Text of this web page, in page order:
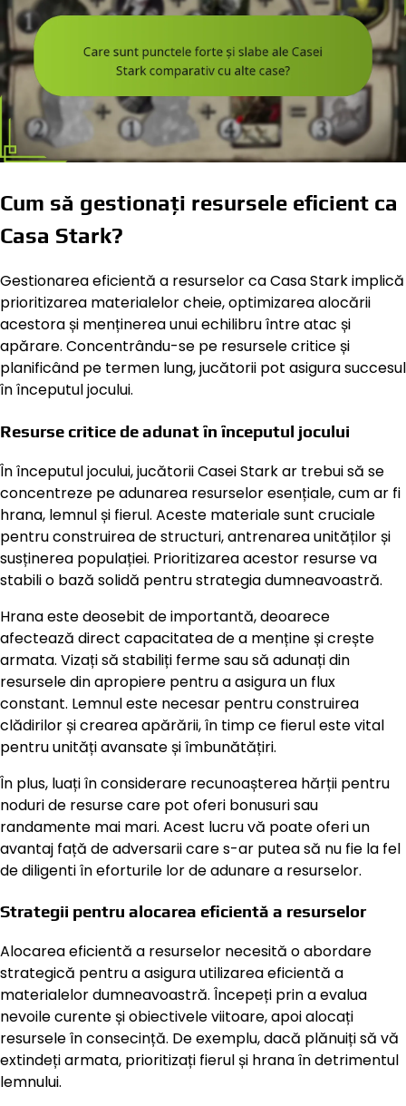
Cum să gestionați resursele eficient ca
Casa Stark?
Gestionarea eficientă a resurselor ca Casa Stark implică
prioritizarea materialelor cheie, optimizarea alocării
acestora și menținerea unui echilibru între atac și
apărare. Concentrându-se pe resursele critice și
planificând pe termen lung, jucătorii pot asigura succesul
în începutul jocului.
Resurse critice de adunat în începutul jocului
În începutul jocului, jucătorii Casei Stark ar trebui să se
concentreze pe adunarea resurselor esențiale, cum ar fi
hrana, lemnul și fierul. Aceste materiale sunt cruciale
pentru construirea de structuri, antrenarea unităților și
susținerea populației. Prioritizarea acestor resurse va
stabili o bază solidă pentru strategia dumneavoastră.
Hrana este deosebit de importantă, deoarece
afectează direct capacitatea de a menține și crește
armata. Vizați să stabiliți ferme sau să adunați din
resursele din apropiere pentru a asigura un flux
constant. Lemnul este necesar pentru construirea
clădirilor și crearea apărării, în timp ce fierul este vital
pentru unități avansate și îmbunătățiri.
În plus, luați în considerare recunoașterea hărții pentru
noduri de resurse care pot oferi bonusuri sau
randamente mai mari. Acest lucru vă poate oferi un
avantaj față de adversarii care s-ar putea să nu fie la fel
de diligenti în eforturile lor de adunare a resurselor.
Strategii pentru alocarea eficientă a resurselor
Alocarea eficientă a resurselor necesită o abordare
strategică pentru a asigura utilizarea eficientă a
materialelor dumneavoastră. Începeți prin a evalua
nevoile curente și obiectivele viitoare, apoi alocați
resursele în consecință. De exemplu, dacă plănuiți să vă
extindeți armata, prioritizați fierul și hrana în detrimentul
lemnului.